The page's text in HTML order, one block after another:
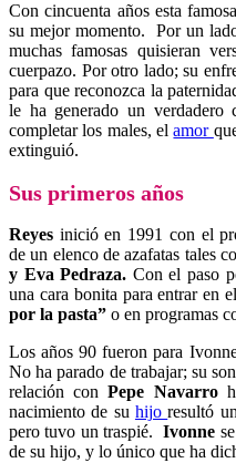
Con cincuenta años esta
su mejor momento. Por un
muchas famosas quisieran
cuerpazo. Por otro lado; su
para que reconozca la
le ha generado un verdadero
completar los males, elamor
extinguió.
Sus primeros años
Reyes inició en 1991 con el
de un elenco de azafatas tales
y Eva Pedraza. Con el paso
una cara bonita para entrar en
por la pasta” o en programas
Los años 90 fueron para
No ha parado de trabajar; su
relación conPepe Navarro
nacimiento de su hijoresultó
pero tuvo un traspié.
Ivonne
de su hijo, y lo único que ha